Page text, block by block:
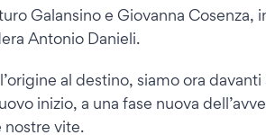
Galansino e Giovanna Cosenza,
Antonio Danieli.
al destino, siamo ora
inizio, a una fase nuova
nostre vite.